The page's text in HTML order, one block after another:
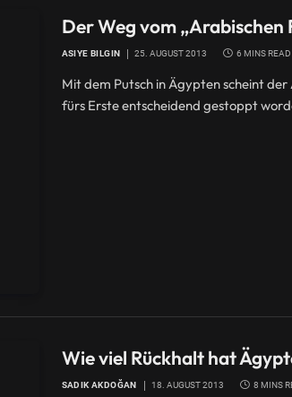
Der Weg vom „Arabischen
ASIYE BILGIN 25. AUGUST 2013 6 MINS READ
Mit dem Putsch in Ägypten scheint
fürs Erste entscheidend gestoppt
Wie viel Rückhalt hat
SADIK AKDOĞAN 18. AUGUST 2013 8 MINS